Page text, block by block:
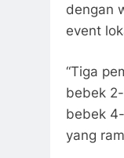
dengan
event
“Tiga
bebek
bebek
yang